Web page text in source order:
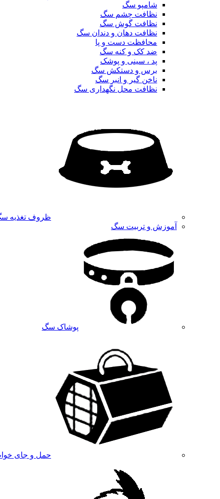
شامپو سگ
نظافت چشم سگ
نظافت گوش سگ
نظافت دهان و دندان سگ
محافظت دست و پا
ضد کک و کنه سگ
پد ، سینی و پوشک
برس و دستکش سگ
ناخن گیر و انبر سگ
نظافت محل نگهداری سگ
ظروف تغذیه
آموزش و تربیت سگ
پوشاک سگ
حمل و جای